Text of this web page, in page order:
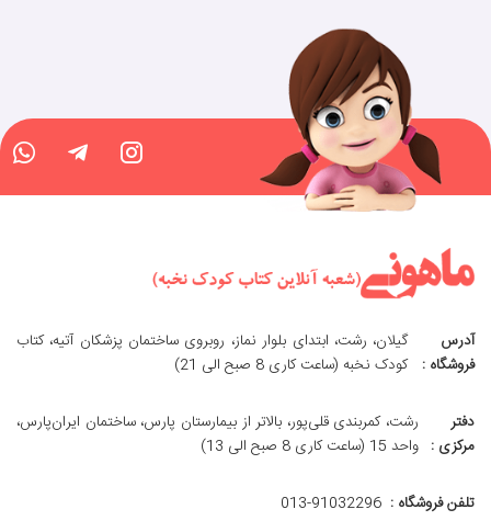
آدرس
فروشگاه :
گیلان، رشت، ابتدای بلوار نماز، روبروی ساختمان پزشکان آتیه، کتاب
کودک نخبه (ساعت کاری 8 صبح الی 21)
دفتر
مرکزی :
رشت، کمربندی قلی‌پور، بالاتر از بیمارستان پارس، ساختمان ایران‌پارس،
واحد 15 (ساعت کاری 8 صبح الی 13)
تلفن فروشگاه : 013-91032296